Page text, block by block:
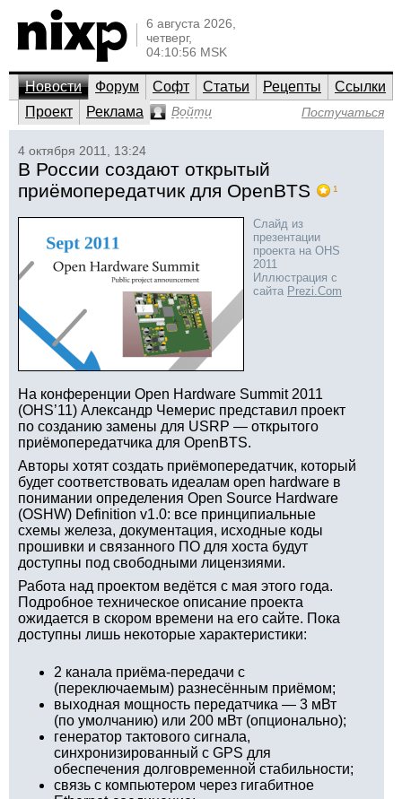
6 августа 2026,
четверг,
04:10:56 MSK
Новости Форум Софт Статьи Рецепты
Ссылки
Проект
Реклама Войти Постучаться
4 октября 2011, 13:24
В России создают открытый
приёмопередатчик для OpenBTS
1
Слайд из
презентации
проекта на OHS
2011
Иллюстрация с
сайта Prezi.Com
На конференции Open Hardware Summit 2011
(OHS’11) Александр Чемерис представил проект
по созданию замены для USRP — открытого
приёмопередатчика для OpenBTS.
Авторы хотят создать приёмопередатчик, который
будет соответствовать идеалам open hardware в
понимании определения Open Source Hardware
(OSHW) Definition v1.0: все принципиальные
схемы железа, документация, исходные коды
прошивки и связанного ПО для хоста будут
доступны под свободными лицензиями.
Работа над проектом ведётся с мая этого года.
Подробное техническое описание проекта
ожидается в скором времени на его сайте. Пока
доступны лишь некоторые характеристики:
2 канала приёма-передачи с
(переключаемым) разнесённым приёмом;
выходная мощность передатчика — 3 мВт
(по умолчанию) или 200 мВт (опционально);
генератор тактового сигнала,
синхронизированный с GPS для
обеспечения долговременной стабильности;
связь с компьютером через гигабитное